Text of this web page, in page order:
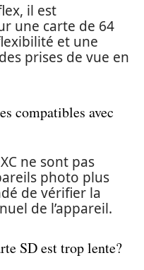
il est
une carte de 64
et une
prises de vue en
compatibles avec
ne sont pas
photo plus
de vérifier la
de l’appareil.
SD est trop lente?